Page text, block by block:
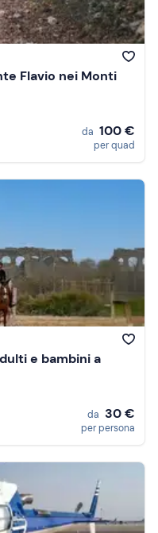
Flavio nei Monti
da 100 €
per quad
e bambini a
da 30 €
per persona